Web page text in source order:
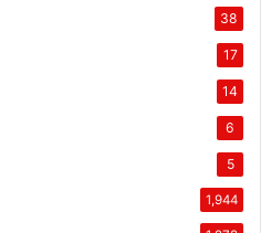
38
17
14
6
5
1,944